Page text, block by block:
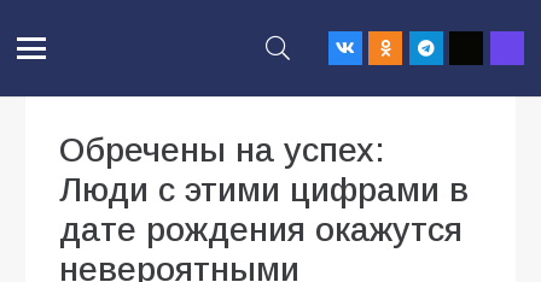
Обречены на успех:
Люди с этими цифрами в
дате рождения окажутся
невероятными